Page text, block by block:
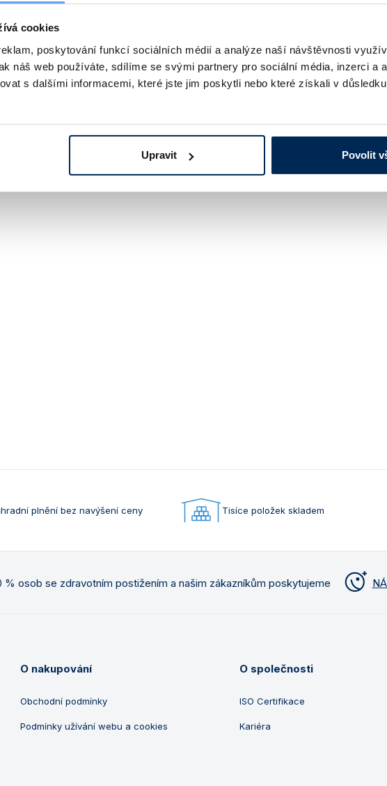
cookies
poskytování funkcí sociálních médií a analýze naší návštěvnosti
náš web používáte, sdílíme se svými partnery pro sociální média, inzerci a
s dalšími informacemi, které jste jim poskytli nebo které získali v
Upravit Povolit
zábrus, typ jádro a plášť
sklo.
podrobnosti
TITREX. Borosilikátové sklo.
od 542 Kč podrobnosti
plnění bez navýšení ceny Tisíce položek skladem
osob se zdravotním postižením a našim zákazníkům poskytujeme
O nakupování
Obchodní podmínky
Podmínky užívání webu a cookies
O společnosti
ISO Certifikace
Kariéra